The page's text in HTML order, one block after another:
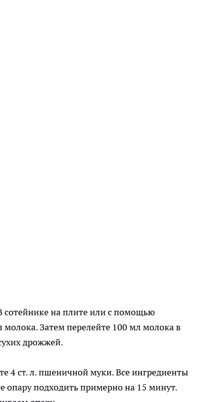
сотейнике на плите или с помощью
Затем перелейте 100 мл молока в
дрожжей.
4 ст. л. пшеничной муки. Все ингредиенты
опару подходить примерно на 15 минут.